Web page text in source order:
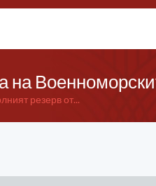
на
резерв от...